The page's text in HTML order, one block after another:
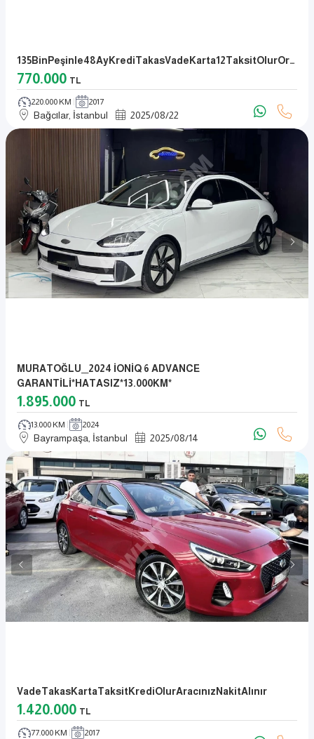
135BinPeşinle48AyKrediTakasVadeKarta12TaksitOlurOrjinalOtomatik
770.000 TL
220.000 KM 2017
Bağcılar, İstanbul 2025/08/22
MURATOĞLU__2024 İONİQ 6 ADVANCE
GARANTİLİ*HATASIZ*13.000KM*
1.895.000 TL
13.000 KM 2024
Bayrampaşa, İstanbul 2025/08/14
VadeTakasKartaTaksitKrediOlurAracınızNakitAlınır
1.420.000 TL
77.000 KM 2017